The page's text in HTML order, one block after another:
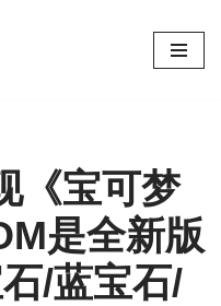
《宝可梦
是全新版
/蓝宝石/